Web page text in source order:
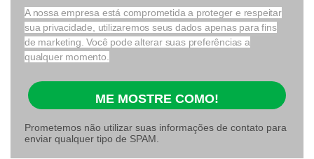
A nossa empresa está comprometida a proteger e respeitar
sua privacidade, utilizaremos seus dados apenas para fins
de marketing. Você pode alterar suas preferências a
qualquer momento.
ME MOSTRE COMO!
Prometemos não utilizar suas informações de contato para
enviar qualquer tipo de SPAM.